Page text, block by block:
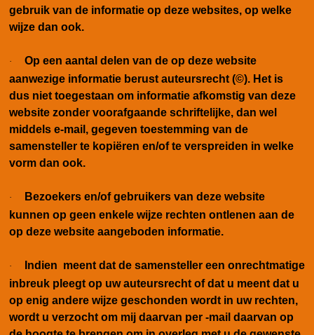
gebruik van de informatie op deze websites, op welke
wijze dan ook.
·
Op een aantal delen van de op deze website
aanwezige informatie berust auteursrecht (©). Het is
dus niet toegestaan om informatie afkomstig van deze
website zonder voorafgaande schriftelijke, dan wel
middels e-mail, gegeven toestemming van de
samensteller te kopiëren en/of te verspreiden in welke
vorm dan ook.
·
Bezoekers en/of gebruikers van deze website
kunnen op geen enkele wijze rechten ontlenen aan de
op deze website aangeboden informatie.
·
Indien meent dat de samensteller een onrechtmatige
inbreuk pleegt op uw auteursrecht of dat u meent dat u
op enig andere wijze geschonden wordt in uw rechten,
wordt u verzocht om mij daarvan per -mail daarvan op